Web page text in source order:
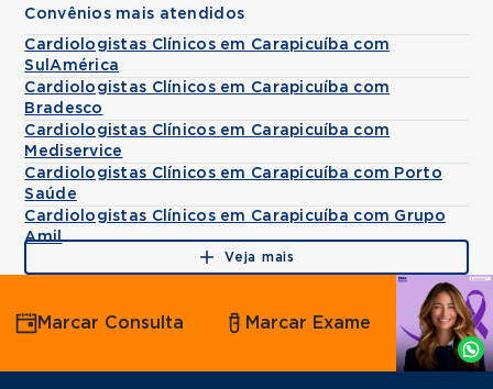
Convênios mais atendidos
Cardiologistas Clínicos em Carapicuíba com
SulAmérica
Cardiologistas Clínicos em Carapicuíba com
Bradesco
Cardiologistas Clínicos em Carapicuíba com
Mediservice
Cardiologistas Clínicos em Carapicuíba com Porto
Saúde
Cardiologistas Clínicos em Carapicuíba com Grupo
Amil
Veja mais
Agende
por
Whatsapp
Marcar Consulta Marcar Exame